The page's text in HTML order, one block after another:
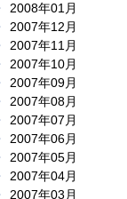
2008年01月
2007年12月
2007年11月
2007年10月
2007年09月
2007年08月
2007年07月
2007年06月
2007年05月
2007年04月
2007年03月